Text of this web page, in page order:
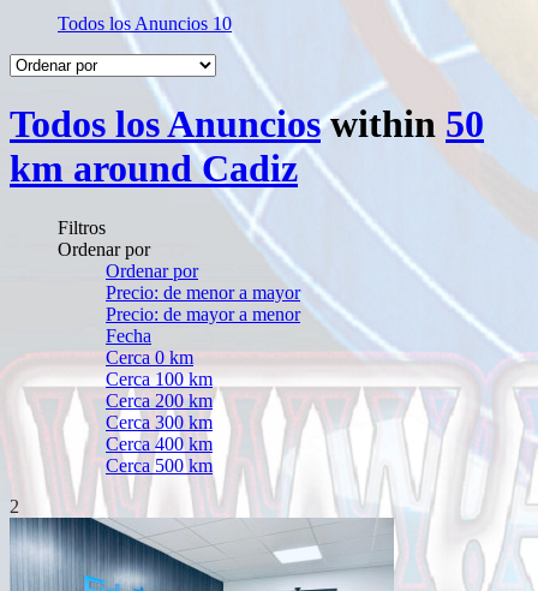
Todos los Anuncios 10
Todos los Anuncioswithin 50
km around Cadiz
Filtros
Ordenar por
Ordenar por
Precio: de menor a mayor
Precio: de mayor a menor
Fecha
Cerca 0 km
Cerca 100 km
Cerca 200 km
Cerca 300 km
Cerca 400 km
Cerca 500 km
2